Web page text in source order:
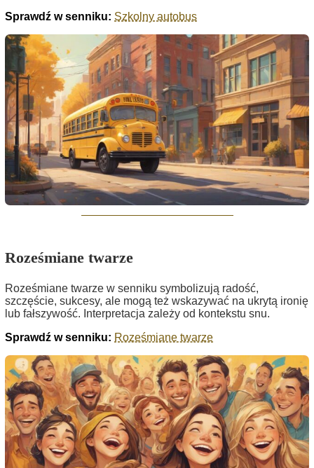
Sprawdź w senniku: Szkolny autobus
Roześmiane twarze
Roześmiane twarze w senniku symbolizują radość,
szczęście, sukcesy, ale mogą też wskazywać na ukrytą ironię
lub fałszywość. Interpretacja zależy od kontekstu snu.
Sprawdź w senniku: Roześmiane twarze